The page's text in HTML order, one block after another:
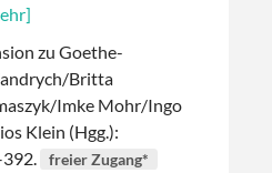
zu Goethe-
Britta
Imke Mohr/Ingo
Klein (Hgg.):
freier Zugang*